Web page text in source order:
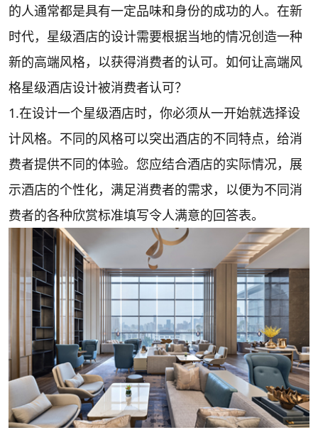
的人通常都是具有一定品味和身份的成功的人。在新
时代，星级酒店的设计需要根据当地的情况创造一种
新的高端风格，以获得消费者的认可。如何让高端风
格星级酒店设计被消费者认可？
1.在设计一个星级酒店时，你必须从一开始就选择设
计风格。不同的风格可以突出酒店的不同特点，给消
费者提供不同的体验。您应结合酒店的实际情况，展
示酒店的个性化，满足消费者的需求，以便为不同消
费者的各种欣赏标准填写令人满意的回答表。